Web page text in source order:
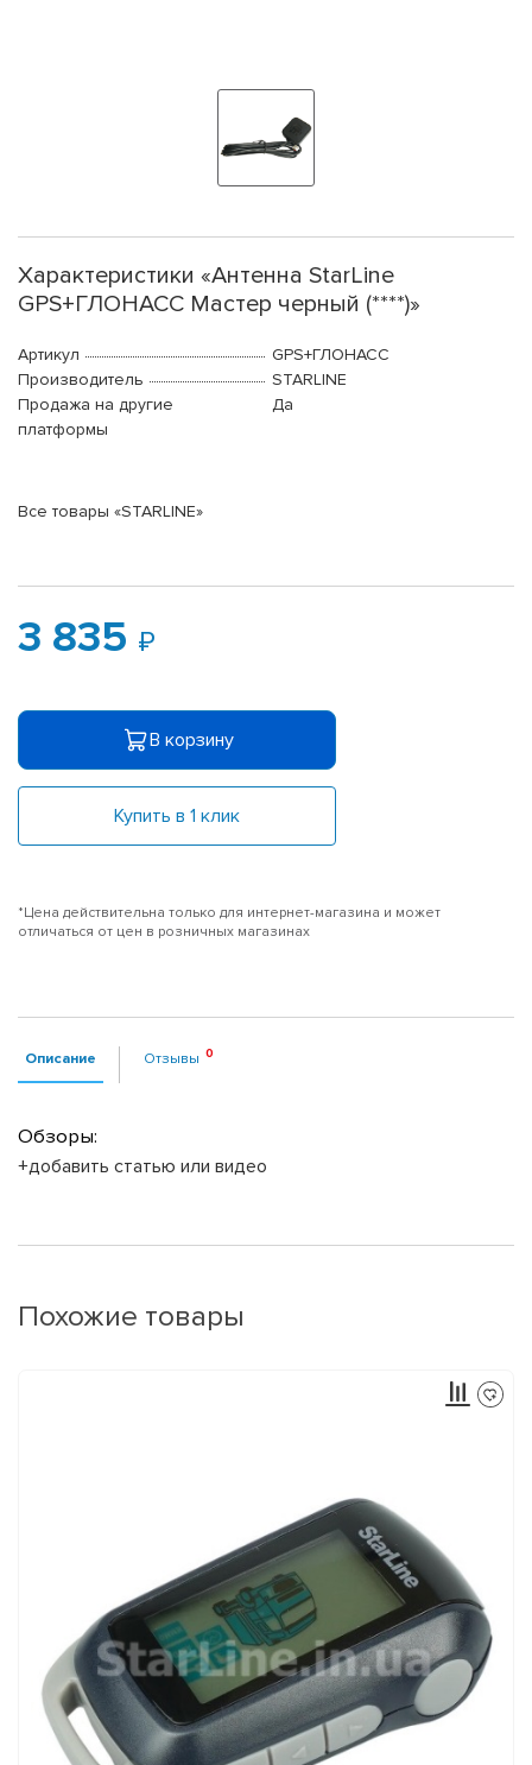
Характеристики «Антенна StarLine
GPS+ГЛОНАСС Мастер черный (****)»
Артикул
GPS+ГЛОНАСС
Производитель
STARLINE
Продажа на другие
платформы
Да
Все товары «STARLINE»
3 835
В корзину
Купить в 1 клик
*Цена действительна только для интернет-магазина и может
отличаться от цен в розничных магазинах
Описание Отзывы
Обзоры:
+добавить статью или видео
Похожие товары